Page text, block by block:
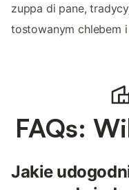
zuppa di pane,
tostowanym chlebem
FAQs:
Jakie